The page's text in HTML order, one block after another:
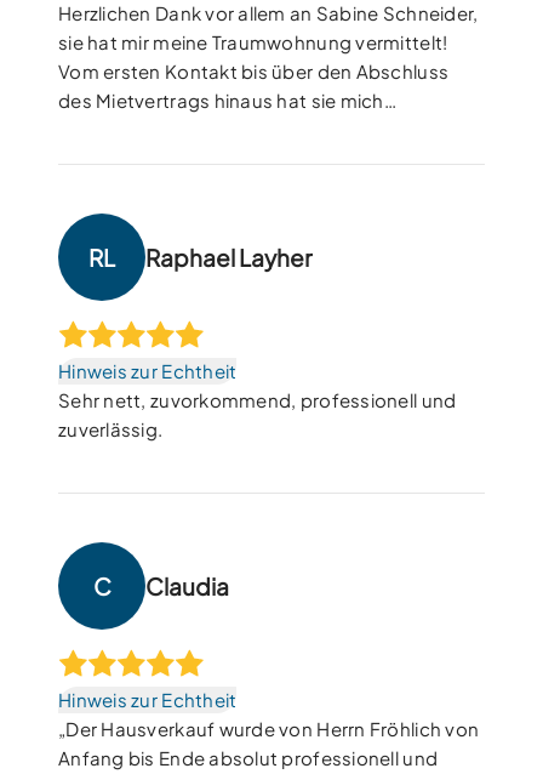
Herzlichen Dank vor allem an Sabine Schneider,
sie hat mir meine Traumwohnung vermittelt!
Vom ersten Kontakt bis über den Abschluss
des Mietvertrags hinaus hat sie mich
und das ganze Team sind super sympathisch,
RL Raphael Layher
Hinweis zur Echtheit
Sehr nett, zuvorkommend, professionell und
zuverlässig.
C Claudia
Hinweis zur Echtheit
„Der Hausverkauf wurde von Herrn Fröhlich von
Anfang bis Ende absolut professionell und